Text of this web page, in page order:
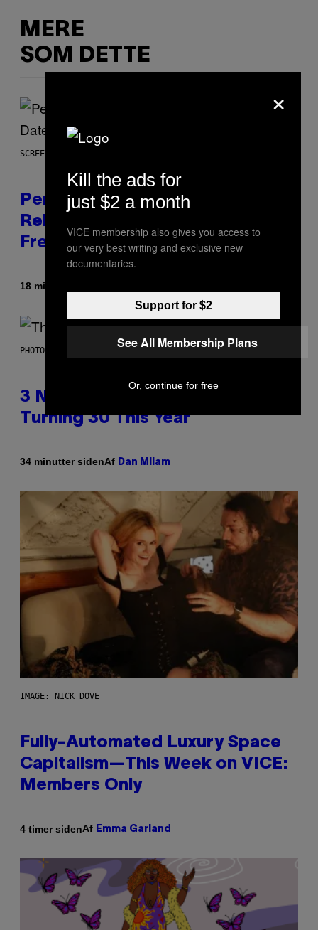
MERE
SOM DETTE
SCREENSHOT: EPIC GAMES
Perlica Fortnite Skin Revealed –
Release Date and How to Get It
Free
18 minutter siden
PHOTO BY BOB BERG/GETTY IMAGES
3 No-Skip Geek Rock Albums
Turning 30 This Year
34 minutter sidenAf Dan Milam
IMAGE: NICK DOVE
Fully-Automated Luxury Space
Capitalism—This Week on VICE:
Members Only
4 timer sidenAf Emma Garland
×
Kill the ads for
just $2 a month
VICE membership also gives you access to
our very best writing and exclusive new
documentaries.
Support for $2
See All Membership Plans
Or, continue for free